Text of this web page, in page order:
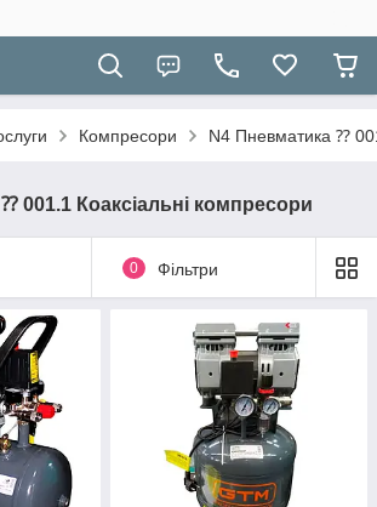
Компресори N4 Пневматика ⁇
001.1 Коаксіальні компресори
0 Фільтри